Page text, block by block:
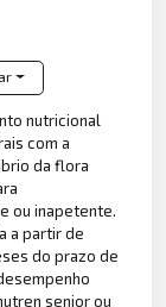
nutricional
com a
da flora
ou inapetente.
a partir de
do prazo de
senior ou